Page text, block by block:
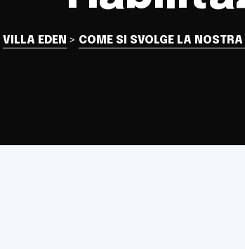
VILLA EDEN > COME SI SVOLGE LA